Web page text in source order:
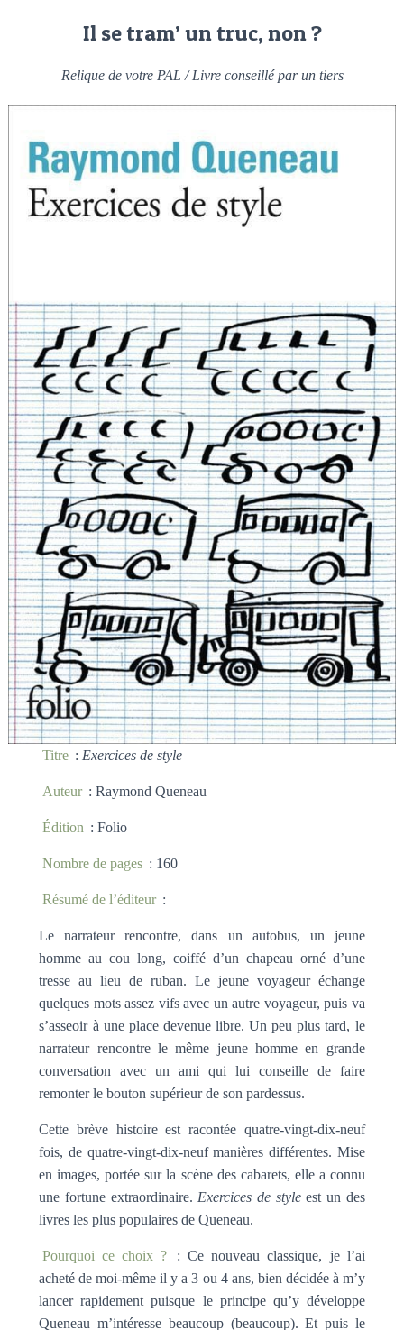
Il se tram’ un truc, non ?
Relique de votre PAL / Livre conseillé par un tiers
Titre : Exercices de style
Auteur : Raymond Queneau
Édition : Folio
Nombre de pages : 160
Résumé de l’éditeur :
Le narrateur rencontre, dans un autobus, un jeune
homme au cou long, coiffé d’un chapeau orné d’une
tresse au lieu de ruban. Le jeune voyageur échange
quelques mots assez vifs avec un autre voyageur, puis va
s’asseoir à une place devenue libre. Un peu plus tard, le
narrateur rencontre le même jeune homme en grande
conversation avec un ami qui lui conseille de faire
remonter le bouton supérieur de son pardessus.
Cette brève histoire est racontée quatre-vingt-dix-neuf
fois, de quatre-vingt-dix-neuf manières différentes. Mise
en images, portée sur la scène des cabarets, elle a connu
une fortune extraordinaire. Exercices de styleest un des
livres les plus populaires de Queneau.
Pourquoi ce choix ?
: Ce nouveau classique, je l’ai
acheté de moi-même il y a 3 ou 4 ans, bien décidée à m’y
lancer rapidement puisque le principe qu’y développe
Queneau m’intéresse beaucoup (beaucoup). Et puis le